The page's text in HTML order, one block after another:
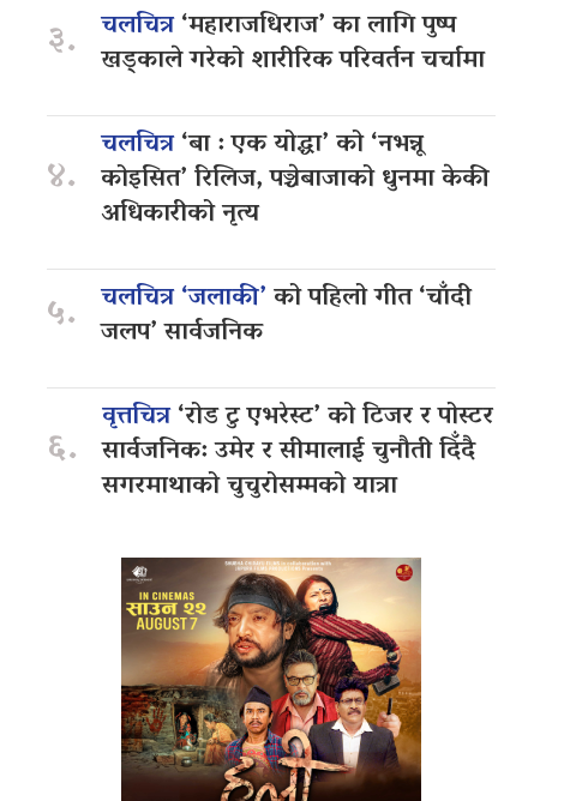
३. चलचित्र‘महाराजधिराज’ का लागि पुष्प
खड्काले गरेको शारीरिक परिवर्तन चर्चामा
४.
चलचित्र‘बा : एक योद्धा’ को ‘नभन्नू
कोइसित’ रिलिज, पञ्चेबाजाको धुनमा केकी
अधिकारीको नृत्य
५. चलचित्र ‘जलाकी’को पहिलो गीत ‘चाँदी
जलप’ सार्वजनिक
६.
वृत्तचित्र‘रोड टु एभरेस्ट’ को टिजर र पोस्टर
सार्वजनिक: उमेर र सीमालाई चुनौती दिँदै
सगरमाथाको चुचुरोसम्मको यात्रा